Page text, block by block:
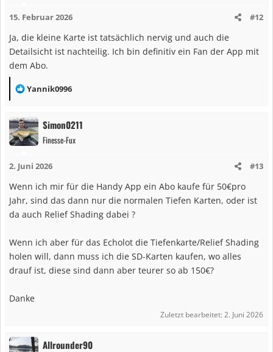
15. Februar 2026 #12
Ja, die kleine Karte ist tatsächlich nervig und auch die
Detailsicht ist nachteilig. Ich bin definitiv ein Fan der App mit
dem Abo.
R
k
t
o
Yannik0996
Simon0211
Finesse-Fux
2. Juni 2026 #13
Wenn ich mir für die Handy App ein Abo kaufe für 50€pro
Jahr, sind das dann nur die normalen Tiefen Karten, oder ist
da auch Relief Shading dabei ?
Wenn ich aber für das Echolot die Tiefenkarte/Relief Shading
holen will, dann muss ich die SD-Karten kaufen, wo alles
drauf ist, diese sind dann aber teurer so ab 150€?
Danke
Zuletzt bearbeitet: 2. Juni 2026
Allrounder90